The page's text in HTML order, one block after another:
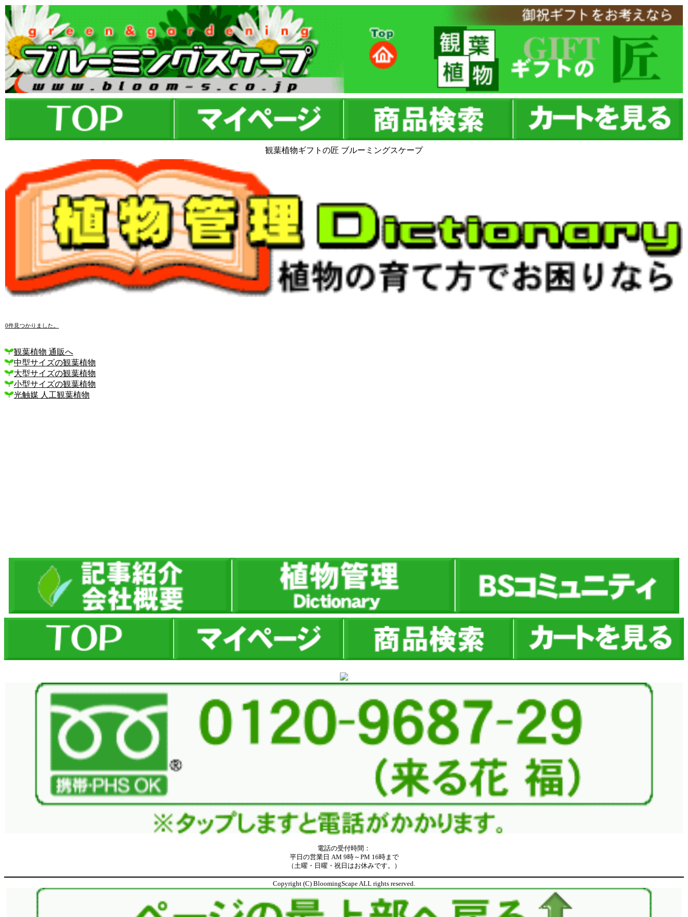
観葉植物ギフトの匠 ブルーミングスケープ
0件見つかりました。
観葉植物 通販へ
中型サイズの観葉植物
大型サイズの観葉植物
小型サイズの観葉植物
光触媒 人工観葉植物
電話の受付時間：
平日の営業日 AM 9時～PM 16時まで
（土曜・日曜・祝日はお休みです。）
Copyright (C) BloomingScape ALL rights reserved.